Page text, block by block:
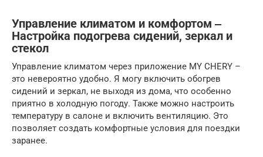
Управление климатом и комфортом ‒
Настройка подогрева сидений, зеркал и
стекол
Управление климатом через приложение MY CHERY –
это невероятно удобно. Я могу включить обогрев
сидений и зеркал, не выходя из дома, что особенно
приятно в холодную погоду. Также можно настроить
температуру в салоне и включить вентиляцию. Это
позволяет создать комфортные условия для поездки
заранее.